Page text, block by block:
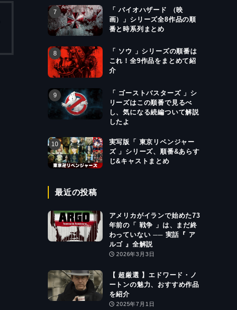
「 バイオハザード （映
画）」シリーズ全8作品の順
番と時系列まとめ
「 ソウ 」シリーズの順番は
これ！全9作品をまとめて紹
介
「 ゴーストバスターズ 」シ
リーズはこの順番で見るべ
し、気になる続編ついて解説
したよ
実写版「 東京リベンジャー
ズ 」シリーズ、順番&あらす
じ&キャストまとめ
最近の投稿
アメリカがイランで始めた73
年前の「 戦争 」は、まだ終
わっていない ── 実話『 ア
ルゴ 』全解説
2026年3月3日
【 超厳選 】エドワード・ノ
ートンの魅力、おすすめ作品
を紹介
2025年7月1日